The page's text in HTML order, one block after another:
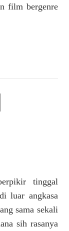
film bergenre
tinggal
luar angkasa
sama sekali
sih rasanya